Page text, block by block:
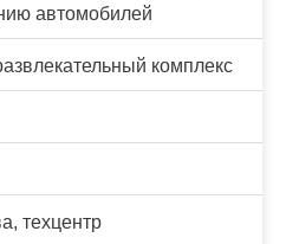
автомобилей
комплекс
техцентр